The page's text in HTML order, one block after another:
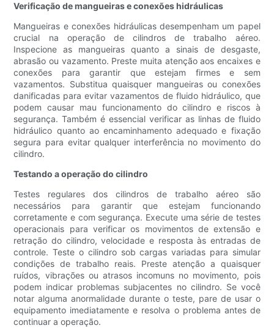
Verificação de mangueiras e conexões hidráulicas
Mangueiras e conexões hidráulicas desempenham um papel
crucial na operação de cilindros de trabalho aéreo.
Inspecione as mangueiras quanto a sinais de desgaste,
abrasão ou vazamento. Preste muita atenção aos encaixes e
conexões para garantir que estejam firmes e sem
vazamentos. Substitua quaisquer mangueiras ou conexões
danificadas para evitar vazamentos de fluido hidráulico, que
podem causar mau funcionamento do cilindro e riscos à
segurança. Também é essencial verificar as linhas de fluido
hidráulico quanto ao encaminhamento adequado e fixação
segura para evitar qualquer interferência no movimento do
cilindro.
Testando a operação do cilindro
Testes regulares dos cilindros de trabalho aéreo são
necessários para garantir que estejam funcionando
corretamente e com segurança. Execute uma série de testes
operacionais para verificar os movimentos de extensão e
retração do cilindro, velocidade e resposta às entradas de
controle. Teste o cilindro sob cargas variadas para simular
condições de trabalho reais. Preste atenção a quaisquer
ruídos, vibrações ou atrasos incomuns no movimento, pois
podem indicar problemas subjacentes no cilindro. Se você
notar alguma anormalidade durante o teste, pare de usar o
equipamento imediatamente e resolva o problema antes de
continuar a operação.